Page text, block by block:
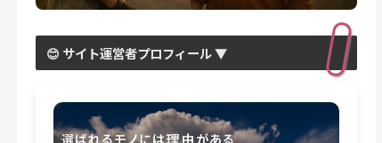
😊 サイト運営者プロフィール ▼